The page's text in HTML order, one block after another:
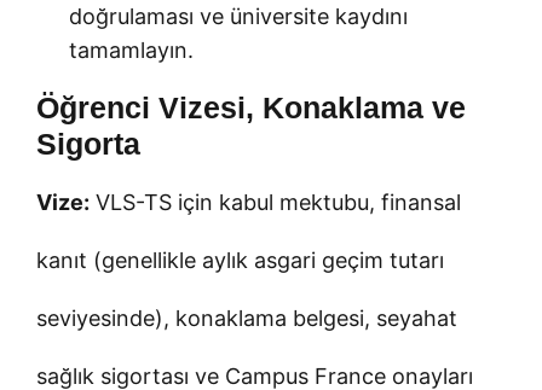
doğrulaması ve üniversite kaydını
tamamlayın.
Öğrenci Vizesi, Konaklama ve
Sigorta
Vize: VLS-TS için kabul mektubu, finansal
kanıt (genellikle aylık asgari geçim tutarı
seviyesinde), konaklama belgesi, seyahat
sağlık sigortası ve Campus France onayları